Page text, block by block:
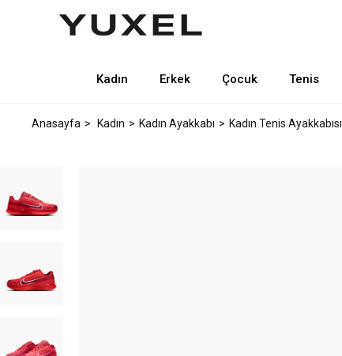
Kadın Erkek Çocuk Tenis
Anasayfa Kadın Kadın Ayakkabı Kadın Tenis Ayakkabısı